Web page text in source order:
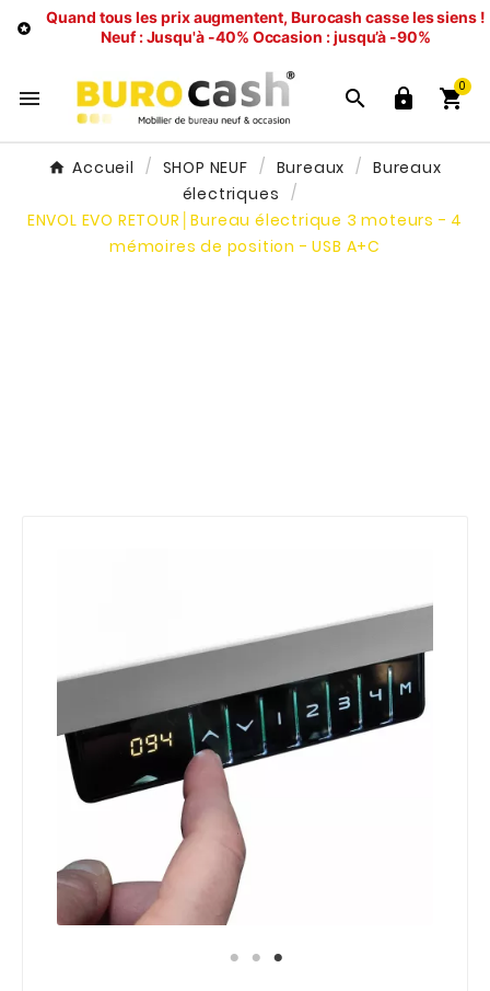

Quand tous les prix augmentent, Burocash casse les siens !
Neuf : Jusqu'à -40% Occasion : jusqu’à -90%
   
0
Accueil SHOP NEUF Bureaux
Bureaux
électriques
ENVOL EVO RETOUR│Bureau électrique 3 moteurs - 4
mémoires de position - USB A+C